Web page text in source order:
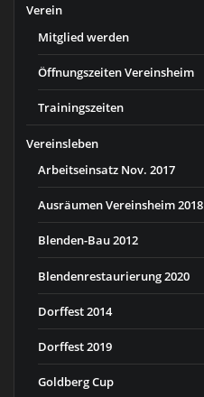
Verein
Mitglied werden
Öffnungszeiten Vereinsheim
Trainingszeiten
Vereinsleben
Arbeitseinsatz Nov. 2017
Ausräumen Vereinsheim 2018
Blenden-Bau 2012
Blendenrestaurierung 2020
Dorffest 2014
Dorffest 2019
Goldberg Cup